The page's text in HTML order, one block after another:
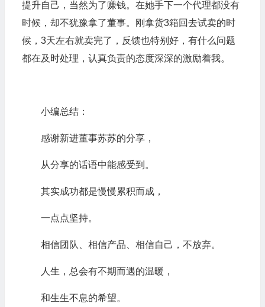
提升自己，当然为了赚钱。在她手下一个代理都没有
时候，却不犹豫拿了董事。刚拿货3箱回去试卖的时
候，3天左右就卖完了，反馈也特别好，有什么问题
都在及时处理，认真负责的态度深深的激励着我。
小编总结：
感谢新进董事苏苏的分享，
从分享的话语中能感受到。
其实成功都是慢慢累积而成，
一点点坚持。
相信团队、相信产品、相信自己，不放弃。
人生，总会有不期而遇的温暖，
和生生不息的希望。